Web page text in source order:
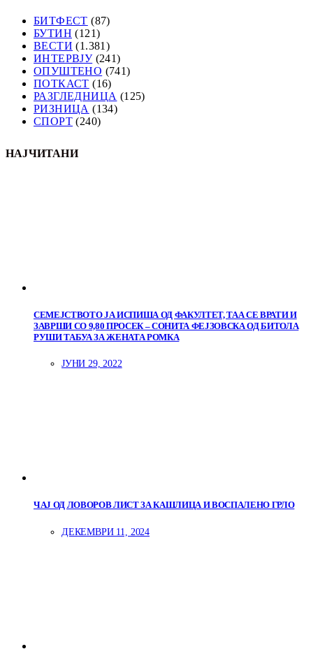
БИТФЕСТ (87)
БУТИН (121)
ВЕСТИ (1.381)
ИНТЕРВЈУ(241)
ОПУШТЕНО (741)
ПОТКАСТ (16)
РАЗГЛЕДНИЦА (125)
РИЗНИЦА (134)
СПОРТ (240)
НАЈЧИТАНИ
СЕМЕЈСТВОТО ЈА ИСПИША ОД ФАКУЛТЕТ, ТАА СЕ ВРАТИ И
ЗАВРШИ СО 9,80 ПРОСЕК – СОНИТА ФЕЈЗОВСКА ОД БИТОЛА
РУШИ ТАБУА ЗА ЖЕНАТА РОМКА
ЈУНИ 29, 2022
ЧАЈ ОД ЛОВОРОВ ЛИСТ ЗА КАШЛИЦА И ВОСПАЛЕНО ГРЛО
ДЕКЕМВРИ 11, 2024